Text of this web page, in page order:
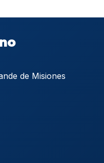
de Misiones